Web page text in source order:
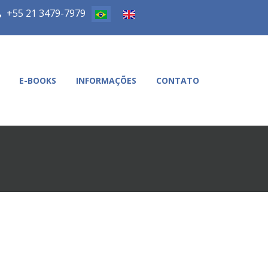
+55 21 3479-7979
E-BOOKS INFORMAÇÕES CONTATO